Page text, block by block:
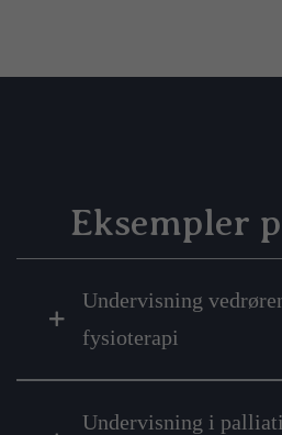
Eksempler
Undervisning
fysioterapi
Undervisning i